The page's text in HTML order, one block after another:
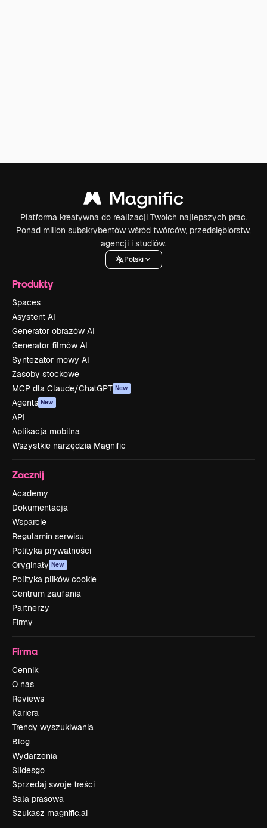
Platforma kreatywna do realizacji Twoich najlepszych prac.
Ponad milion subskrybentów wśród twórców, przedsiębiorstw,
agencji i studiów.
Polski
Produkty
Spaces
Asystent AI
Generator obrazów AI
Generator filmów AI
Syntezator mowy AI
Zasoby stockowe
MCP dla Claude/ChatGPT New
Agents New
API
Aplikacja mobilna
Wszystkie narzędzia Magnific
Zacznij
Academy
Dokumentacja
Wsparcie
Regulamin serwisu
Polityka prywatności
Oryginały New
Polityka plików cookie
Centrum zaufania
Partnerzy
Firmy
Firma
Cennik
O nas
Reviews
Kariera
Trendy wyszukiwania
Blog
Wydarzenia
Slidesgo
Sprzedaj swoje treści
Sala prasowa
Szukasz magnific.ai